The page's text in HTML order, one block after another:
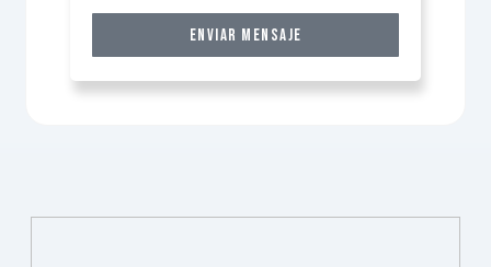
Enviar Mensaje